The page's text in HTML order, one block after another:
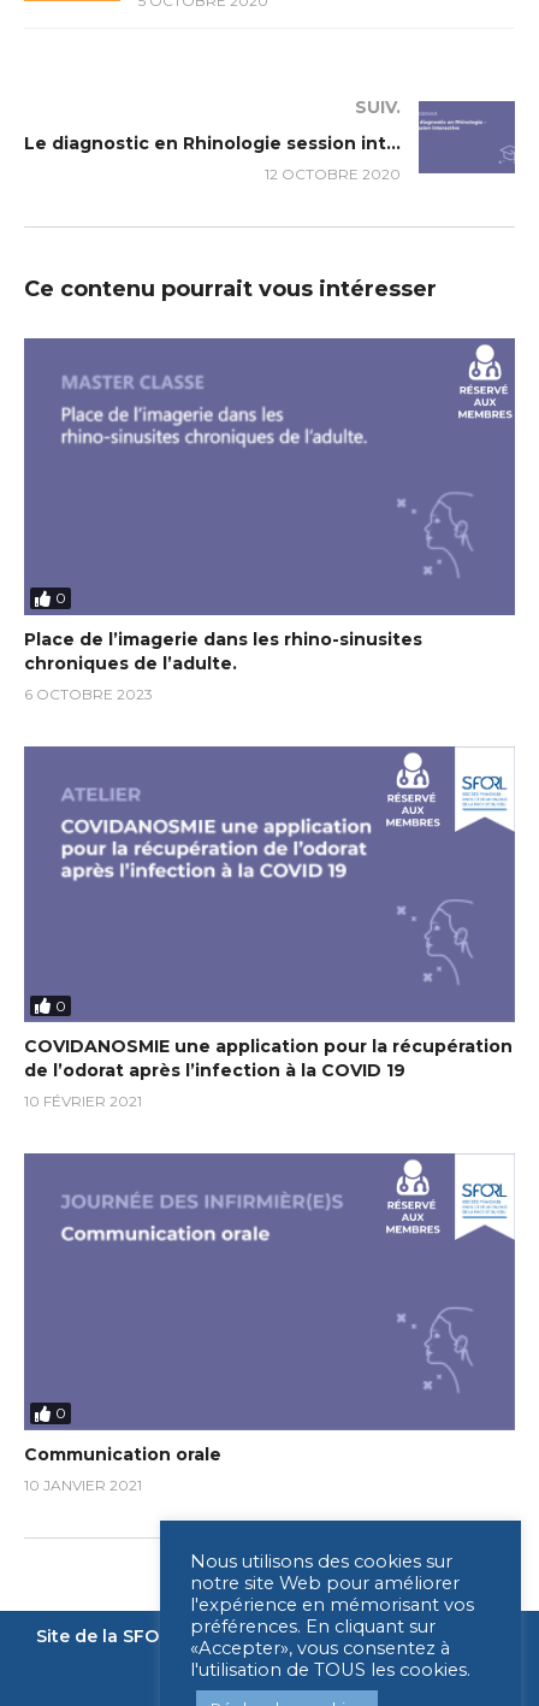
SUIV.
Le diagnostic en Rhinologie session interactive
12 OCTOBRE 2020
Ce contenu pourrait vous intéresser
0
Place de l’imagerie dans les rhino-sinusites
chroniques de l’adulte.
6 OCTOBRE 2023
0
COVIDANOSMIE une application pour la récupération
de l’odorat après l’infection à la COVID 19
10 FÉVRIER 2021
0
Communication orale
10 JANVIER 2021
Site de la SFORL Nous contacter Mentions légales
Nous utilisons des cookies sur
notre site Web pour améliorer
l'expérience en mémorisant vos
préférences. En cliquant sur
«Accepter», vous consentez à
l'utilisation de TOUS les cookies.